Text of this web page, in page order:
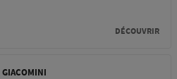
DÉCOUVRIR
GIACOMINI